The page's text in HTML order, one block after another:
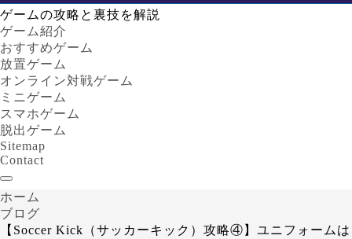
ゲームの攻略と裏技を解説
ゲーム紹介
おすすめゲーム
放置ゲーム
オンライン対戦ゲーム
ミニゲーム
スマホゲーム
脱出ゲーム
Sitemap
Contact
ホーム
ブログ
【Soccer Kick（サッカーキック）攻略④】ユニフォームは